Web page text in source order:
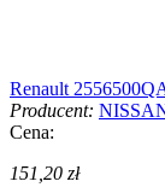
Renault
Producent:
Cena:
151,20 zł